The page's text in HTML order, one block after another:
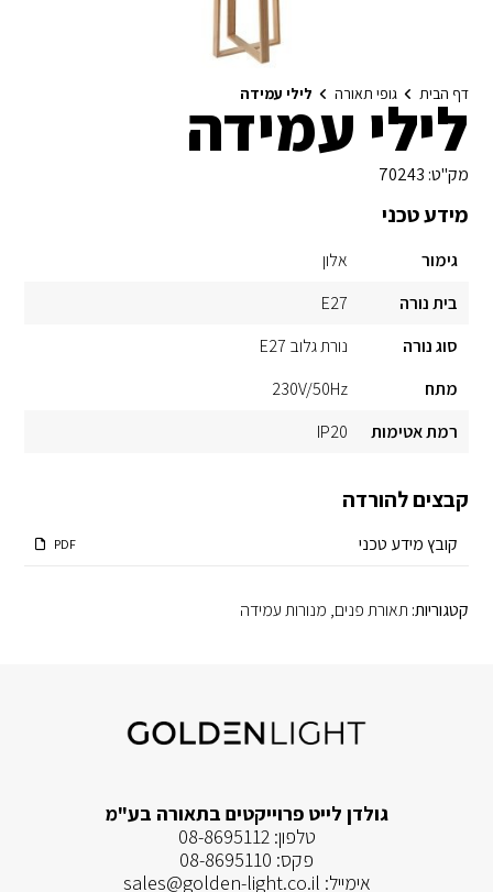
דף הבית גופי תאורה לילי עמידה
לילי עמידה
מק"ט: 70243
מידע טכני
גימור
אלון
בית נורה
E27
סוג נורה
נורת גלוב E27
מתח
230V/50Hz
רמת אטימות
IP20
קבצים להורדה
קובץ מידע טכני PDF
קטגוריות: תאורת פנים, מנורות עמידה
גולדן לייט פרוייקטים בתאורה בע"מ
טלפון:08-8695112
פקס: 08-8695110
אימייל: sales@golden-light.co.il